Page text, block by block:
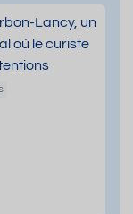
Lancy, un
où le curiste